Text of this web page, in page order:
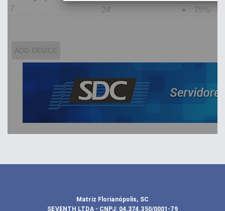
Matriz Florianópolis, SC
SEVENTH LTDA- CNPJ: 04.374.350/0001-79